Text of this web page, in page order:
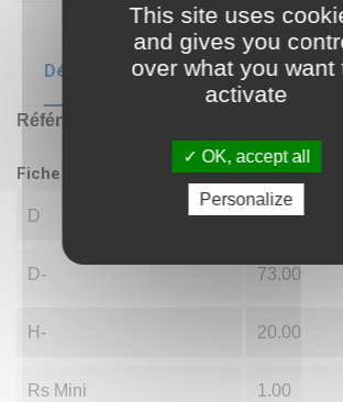
Détails du produit
Référence
Fiche technique
D 45.00
D- 73.00
H- 20.00
Rs Mini 1.00
This site uses
and gives you
over what you want
activate
OK, accept all
Personalize